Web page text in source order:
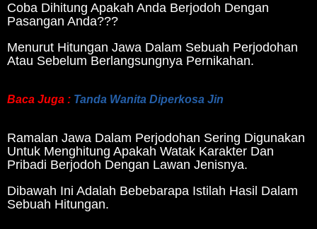
Coba Dihitung Apakah Anda Berjodoh Dengan
Pasangan Anda???
Menurut Hitungan Jawa Dalam Sebuah Perjodohan
Atau Sebelum Berlangsungnya Pernikahan.
Baca Juga : Tanda Wanita Diperkosa Jin
Ramalan Jawa Dalam Perjodohan Sering Digunakan
Untuk Menghitung Apakah Watak Karakter Dan
Pribadi Berjodoh Dengan Lawan Jenisnya.
Dibawah Ini Adalah Bebebarapa Istilah Hasil Dalam
Sebuah Hitungan.